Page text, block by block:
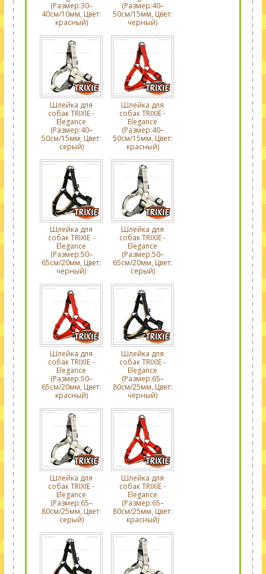
(Размер:30–
40см/10мм, Цвет:
красный)
(Размер:40–
50см/15мм, Цвет:
черный)
Шлейка для
собак TRIXIE -
Elegance
(Размер:40–
50см/15мм, Цвет:
серый)
Шлейка для
собак TRIXIE -
Elegance
(Размер:40–
50см/15мм, Цвет:
красный)
Шлейка для
собак TRIXIE -
Elegance
(Размер:50–
65см/20мм, Цвет:
черный)
Шлейка для
собак TRIXIE -
Elegance
(Размер:50–
65см/20мм, Цвет:
серый)
Шлейка для
собак TRIXIE -
Elegance
(Размер:50–
65см/20мм, Цвет:
красный)
Шлейка для
собак TRIXIE -
Elegance
(Размер:65–
80см/25мм, Цвет:
черный)
Шлейка для
собак TRIXIE -
Elegance
(Размер:65–
80см/25мм, Цвет:
серый)
Шлейка для
собак TRIXIE -
Elegance
(Размер:65–
80см/25мм, Цвет:
красный)